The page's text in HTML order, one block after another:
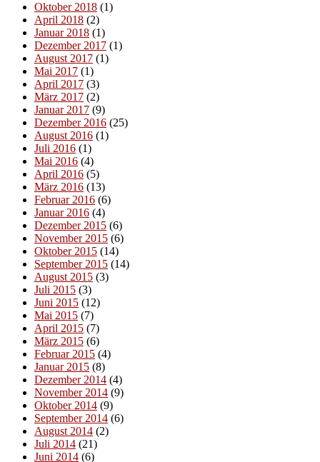
Oktober 2018 (1)
April 2018 (2)
Januar 2018 (1)
Dezember 2017 (1)
August 2017 (1)
Mai 2017 (1)
April 2017 (3)
März 2017 (2)
Januar 2017 (9)
Dezember 2016 (25)
August 2016 (1)
Juli 2016 (1)
Mai 2016 (4)
April 2016 (5)
März 2016 (13)
Februar 2016 (6)
Januar 2016 (4)
Dezember 2015 (6)
November 2015 (6)
Oktober 2015 (14)
September 2015 (14)
August 2015 (3)
Juli 2015 (3)
Juni 2015 (12)
Mai 2015 (7)
April 2015 (7)
März 2015 (6)
Februar 2015 (4)
Januar 2015 (8)
Dezember 2014 (4)
November 2014 (9)
Oktober 2014 (9)
September 2014 (6)
August 2014 (2)
Juli 2014 (21)
Juni 2014 (6)